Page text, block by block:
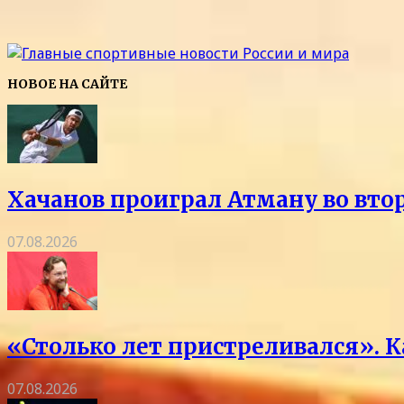
НОВОЕ НА САЙТЕ
Хачанов проиграл Атману во
07.08.2026
«Столько лет
07.08.2026